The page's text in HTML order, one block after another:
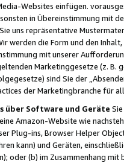
Websites einfügen.
in Übereinstimmung mit
uns repräsentative
werden die Form und den
mit unserer
Marketinggesetze (z. B.
sind Sie der
der Marketingbranche für
über Software und Geräte
Amazon-Website wie
Plug-ins, Browser Helper
kann) und Geräten,
oder (b) im Zusammenhang